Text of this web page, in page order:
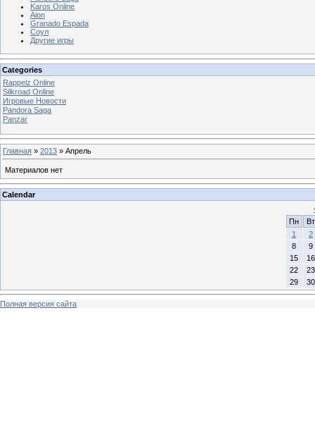
Karos Online
Aion
Granado Espada
Соул
Другие игры
Categories
Rappelz Online
Silkroad Online
Игровые Новости
Pandora Saga
Panzar
Главная » 2013 » Апрель
Материалов нет
Calendar
Пн
Вт
1
2
8
9
15
16
22
23
29
30
Полная версия сайта